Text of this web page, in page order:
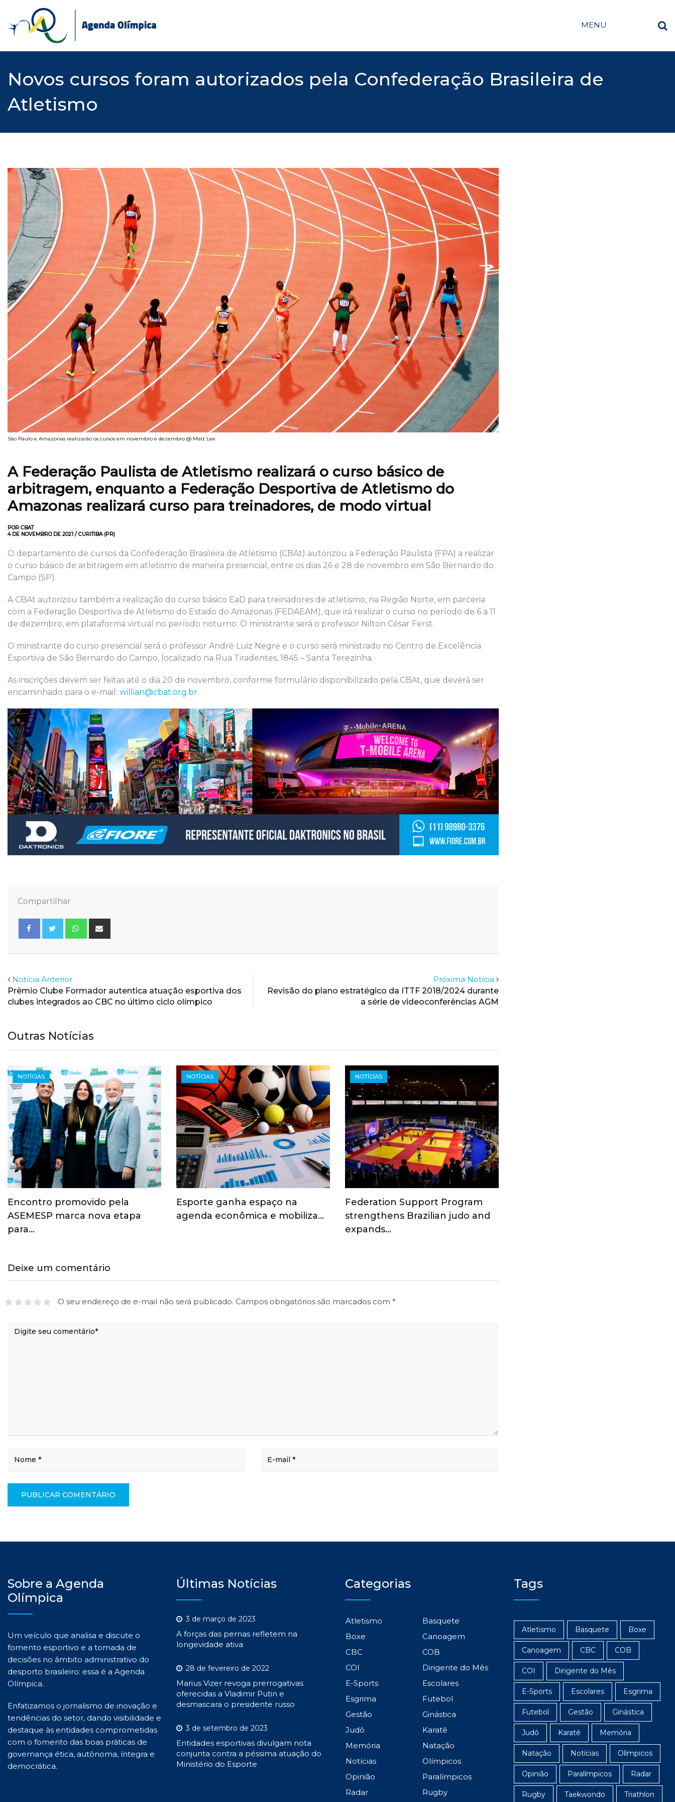
content
MENU
Novos cursos foram autorizados pela Confederação Brasileira de
Atletismo
São Paulo e Amazonas realizarão os cursos em novembro e dezembro @ Matt Lee
A Federação Paulista de Atletismo realizará o curso básico de
arbitragem, enquanto a Federação Desportiva de Atletismo do
Amazonas realizará curso para treinadores, de modo virtual
POR CBAT
4 DE NOVEMBRO DE 2021 / CURITIBA (PR)
O departamento de cursos da Confederação Brasileira de Atletismo (CBAt) autorizou a Federação Paulista (FPA) a realizar
o curso básico de arbitragem em atletismo de maneira presencial, entre os dias 26 e 28 de novembro em São Bernardo do
Campo (SP).
A CBAt autorizou também a realização do curso básico EaD para treinadores de atletismo, na Região Norte, em parceria
com a Federação Desportiva de Atletismo do Estado do Amazonas (FEDAEAM), que irá realizar o curso no período de 6 a 11
de dezembro, em plataforma virtual no período noturno. O ministrante será o professor Nilton César Ferst.
O ministrante do curso presencial será o professor André Luiz Negre e o curso será ministrado no Centro de Excelência
Esportiva de São Bernardo do Campo, localizado na Rua Tiradentes, 1845 – Santa Terezinha.
As inscrições devem ser feitas até o dia 20 de novembro, conforme formulário disponibilizado pela CBAt, que deverá ser
encaminhado para o e-mail: willian@cbat.org.br.
Compartilhar
Whatsapp
Notícia Anterior
Prêmio Clube Formador autentica atuação esportiva dos
clubes integrados ao CBC no último ciclo olímpico
Próxima Notícia
Revisão do plano estratégico da ITTF 2018/2024 durante
a série de videoconferências AGM
Outras Notícias
NOTÍCIAS
Encontro promovido pela
ASEMESP marca nova etapa
para…
NOTÍCIAS
Esporte ganha espaço na
agenda econômica e mobiliza…
NOTÍCIAS
Federation Support Program
strengthens Brazilian judo and
expands…
Deixe um comentário
O seu endereço de e-mail não será publicado. Campos obrigatórios são marcados com *
Sobre a Agenda
Olímpica
Um veículo que analisa e discute o
fomento esportivo e a tomada de
decisões no âmbito administrativo do
desporto brasileiro: essa é a Agenda
Olímpica.
Enfatizamos o jornalismo de inovação e
tendências do setor, dando visibilidade e
destaque às entidades comprometidas
com o fomento das boas práticas de
governança ética, autônoma, íntegra e
democrática.
Últimas Notícias
3 de março de 2023
A forças das pernas refletem na
longevidade ativa
28 de fevereiro de 2022
Marius Vizer revoga prerrogativas
oferecidas a Vladimir Putin e
desmascara o presidente russo
3 de setembro de 2023
Entidades esportivas divulgam nota
conjunta contra a péssima atuação do
Ministério do Esporte
Categorias
Atletismo
Basquete
Boxe
Canoagem
CBC
COB
COI
Dirigente do Mês
E-Sports
Escolares
Esgrima
Futebol
Gestão
Ginástica
Judô
Karatê
Memória
Natação
Notícias
Olímpicos
Opinião
Paralímpicos
Radar
Rugby
Tags
Atletismo Basquete Boxe
Canoagem CBC COB
COI Dirigente do Mês
E-Sports Escolares Esgrima
Futebol Gestão Ginástica
Judô Karatê Memória
Natação Notícias Olímpicos
Opinião Paralímpicos Radar
Rugby Taekwondo Triathlon